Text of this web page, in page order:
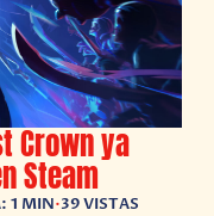
Crown ya
Steam
1 MIN•39 VISTAS